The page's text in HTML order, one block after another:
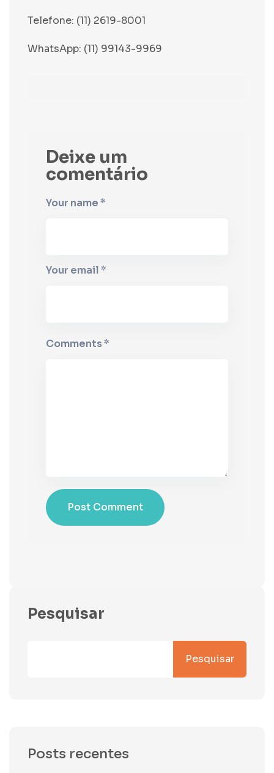
Telefone: (11) 2619-8001
WhatsApp: (11) 99143-9969
Deixe um
comentário
Your name *
Your email *
Comments *
Post Comment
Pesquisar
Pesquisar
Posts recentes